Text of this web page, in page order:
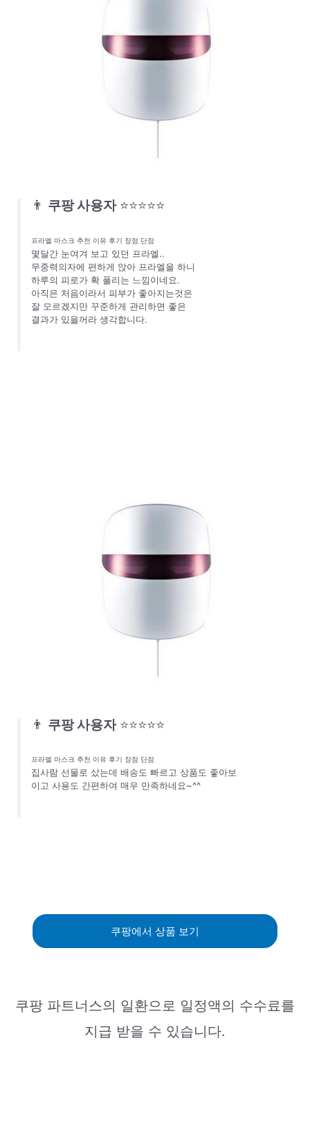
👨 쿠팡 사용자 ⭐⭐⭐⭐⭐
프라엘 마스크 추천 이유 후기 장점 단점
몇달간 눈여겨 보고 있던 프라엘..
무중력의자에 편하게 앉아 프라엘을 하니
하루의 피로가 확 풀리는 느낌이네요.
아직은 처음이라서 피부가 좋아지는것은
잘 모르겠지만 꾸준하게 관리하면 좋은
결과가 있을꺼라 생각합니다.
👨 쿠팡 사용자 ⭐⭐⭐⭐⭐
프라엘 마스크 추천 이유 후기 장점 단점
집사람 선물로 샀는데 배송도 빠르고 상품도 좋아보
이고 사용도 간편하여 매우 만족하네요~^^
쿠팡에서 상품 보기
쿠팡 파트너스의 일환으로 일정액의 수수료를
지급 받을 수 있습니다.